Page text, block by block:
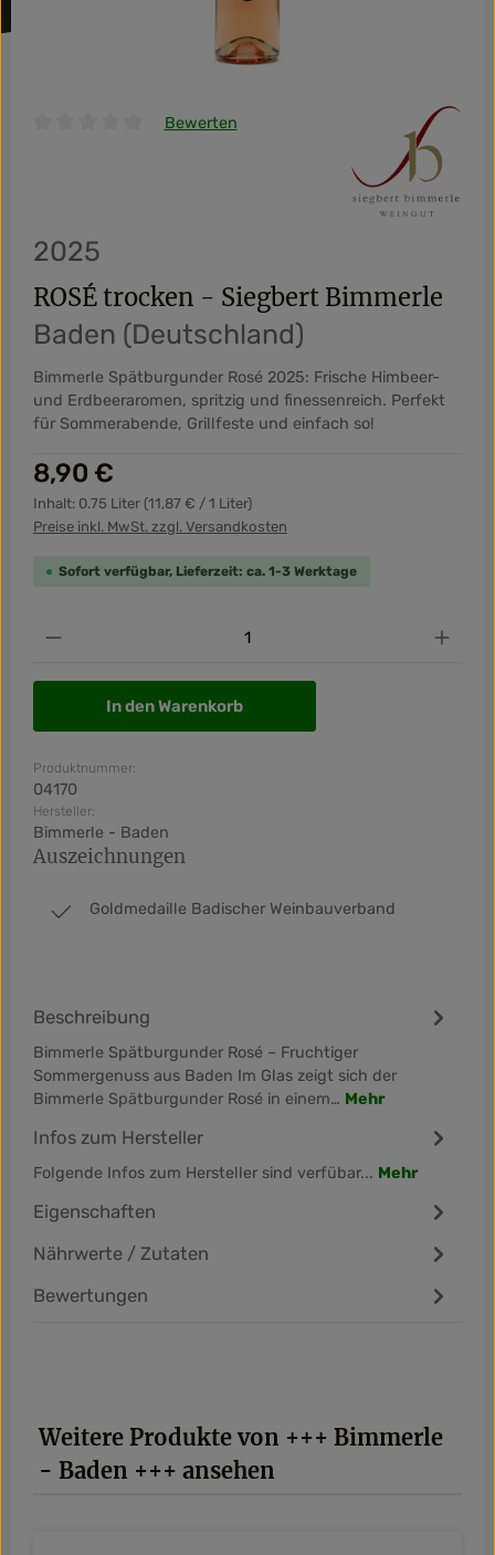
Durchschnittliche Bewertung von 0 von 5 Sternen
Bewerten
2025
ROSÉ trocken - Siegbert Bimmerle
Baden (Deutschland)
Bimmerle Spätburgunder Rosé 2025: Frische Himbeer-
und Erdbeeraromen, spritzig und finessenreich. Perfekt
für Sommerabende, Grillfeste und einfach so!
Regulärer Preis:
8,90 €
Inhalt: 0.75 Liter (11,87 € / 1 Liter)
Preise inkl. MwSt. zzgl. Versandkosten
Sofort verfügbar, Lieferzeit: ca. 1-3 Werktage
Produkt Anzahl: Gib den gewünschten Wert
In den Warenkorb
Produktnummer:
04170
Hersteller:
Bimmerle - Baden
Auszeichnungen
Goldmedaille Badischer Weinbauverband
Beschreibung
Bimmerle Spätburgunder Rosé – Fruchtiger
Sommergenuss aus Baden Im Glas zeigt sich der
Bimmerle Spätburgunder Rosé in einem… Mehr
Infos zum Hersteller
Folgende Infos zum Hersteller sind verfübar... Mehr
Eigenschaften
Nährwerte / Zutaten
Bewertungen
Produktgalerie überspringen
Weitere Produkte von +++ Bimmerle
- Baden +++ ansehen